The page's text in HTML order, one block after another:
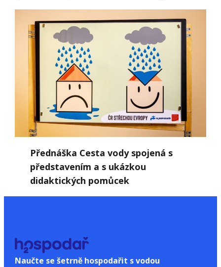
Přednáška Cesta vody spojená s
představením a s ukázkou
didaktických pomůcek
Naučte se šetrně hospodařit s vodou